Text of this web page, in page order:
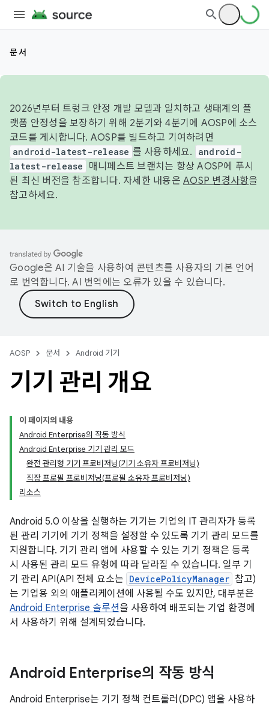
문서
2026년부터 트렁크 안정 개발 모델과 일치하고 생태계의 플
랫폼 안정성을 보장하기 위해 2분기와 4분기에 AOSP에 소스
코드를 게시합니다. AOSP를 빌드하고 기여하려면
android-latest-release 를 사용하세요.
android-
latest-release
매니페스트 브랜치는 항상 AOSP에 푸시
된 최신 버전을 참조합니다. 자세한 내용은 AOSP 변경사항을
참고하세요.
Google은 AI 기술을 사용하여 콘텐츠를 사용자의 기본 언어
로 번역합니다. AI 번역에는 오류가 있을 수 있습니다.
AOSP 문서 Android 기기
기기 관리 개요
이 페이지의 내용
Android Enterprise의 작동 방식
Android Enterprise 기기 관리 모드
완전 관리형 기기 프로비저닝(기기 소유자 프로비저닝)
직장 프로필 프로비저닝(프로필 소유자 프로비저닝)
리소스
Android 5.0 이상을 실행하는 기기는 기업의 IT 관리자가 등록
된 관리 기기에 기기 정책을 설정할 수 있도록 기기 관리 모드를
지원합니다. 기기 관리 앱에 사용할 수 있는 기기 정책은 등록
시 사용된 관리 모드 유형에 따라 달라질 수 있습니다. 일부 기
기 관리 API(API 전체 요소는 DevicePolicyManager 참고)
는 기업용 외의 애플리케이션에 사용될 수도 있지만, 대부분은
Android Enterprise 솔루션을 사용하여 배포되는 기업 환경에
서 사용하기 위해 설계되었습니다.
Android Enterprise의 작동 방식
Android Enterprise는 기기 정책 컨트롤러(DPC) 앱을 사용하